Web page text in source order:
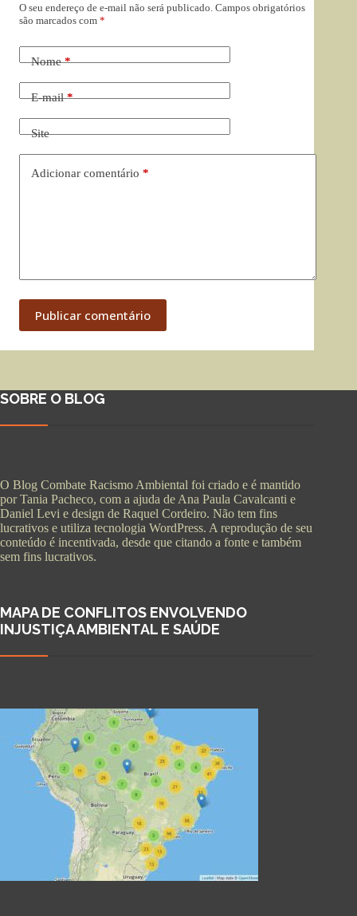
O seu endereço de e-mail não será publicado. Campos obrigatórios
são marcados com *
Nome*
E-mail*
Site
Adicionar comentário *
Publicar comentário
SOBRE O BLOG
O Blog Combate Racismo Ambiental foi criado e é mantido
por Tania Pacheco, com a ajuda de Ana Paula Cavalcanti e
Daniel Levi e design de Raquel Cordeiro. Não tem fins
lucrativos e utiliza tecnologia WordPress. A reprodução de seu
conteúdo é incentivada, desde que citando a fonte e também
sem fins lucrativos.
MAPA DE CONFLITOS ENVOLVENDO
INJUSTIÇA AMBIENTAL E SAÚDE